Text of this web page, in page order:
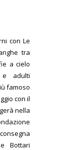
con Le
tra
a cielo
e adulti
famoso
con il
nella
Bottari